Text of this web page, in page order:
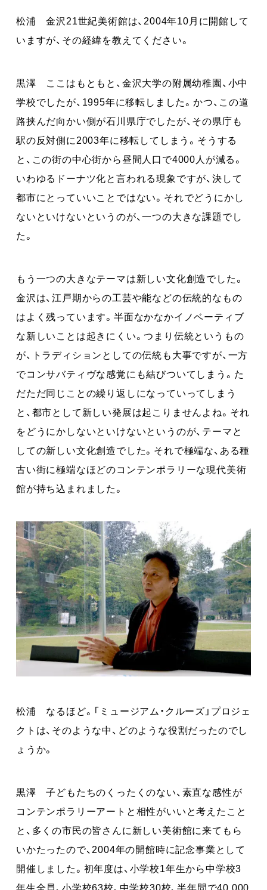
松浦 金沢21世紀美術館は、2004年10月に開館して
いますが、その経緯を教えてください。
黒澤 ここはもともと、金沢大学の附属幼稚園、小中
学校でしたが、1995年に移転しました。かつ、この道
路挟んだ向かい側が石川県庁でしたが、その県庁も
駅の反対側に2003年に移転してしまう。そうする
と、この街の中心街から昼間人口で4000人が減る。
いわゆるドーナツ化と言われる現象ですが、決して
都市にとっていいことではない。それでどうにかし
ないといけないというのが、一つの大きな課題でし
た。
もう一つの大きなテーマは新しい文化創造でした。
金沢は、江戸期からの工芸や能などの伝統的なもの
はよく残っています。半面なかなかイノベーティブ
な新しいことは起きにくい。つまり伝統というもの
が、トラディションとしての伝統も大事ですが、一方
でコンサバティヴな感覚にも結びついてしまう。た
だただ同じことの繰り返しになっていってしまう
と、都市として新しい発展は起こりませんよね。それ
をどうにかしないといけないというのが、テーマと
しての新しい文化創造でした。それで極端な、ある種
古い街に極端なほどのコンテンポラリーな現代美術
館が持ち込まれました。
松浦 なるほど。「ミュージアム・クルーズ」プロジェ
クトは、そのような中、どのような役割だったのでし
ょうか。
黒澤 子どもたちのくったくのない、素直な感性が
コンテンポラリーアートと相性がいいと考えたこと
と、多くの市民の皆さんに新しい美術館に来てもら
いかたったので、2004年の開館時に記念事業として
開催しました。初年度は、小学校1年生から中学校3
年生全員、小学校63校、中学校30校、半年間で40,000